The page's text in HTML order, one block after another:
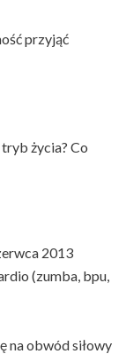
przyjąć
życia? Co
2013
(zumba, bpu,
na obwód siłowy